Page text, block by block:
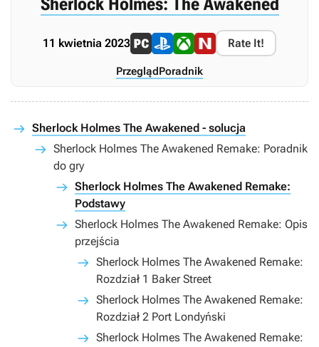
11 kwietnia 2023 Rate It!
PrzeglądPoradnik
Sherlock Holmes The Awakened - solucja
Sherlock Holmes The Awakened Remake: Poradnik
do gry
Sherlock Holmes The Awakened Remake:
Podstawy
Sherlock Holmes The Awakened Remake: Opis
przejścia
Sherlock Holmes The Awakened Remake:
Rozdział 1 Baker Street
Sherlock Holmes The Awakened Remake:
Rozdział 2 Port Londyński
Sherlock Holmes The Awakened Remake: